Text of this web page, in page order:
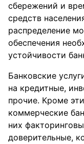
сбережений и
средств
распределение
обеспечения
устойчивости
Банковские
на кредитные,
прочие. Кроме
коммерческие
них
доверительные,